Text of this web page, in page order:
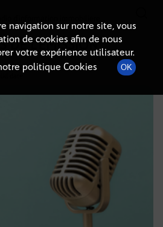
DE L'ÉMISSION
navigation sur notre site, vous
de cookies afin de nous
votre expérience utilisateur.
politique Cookies
OK